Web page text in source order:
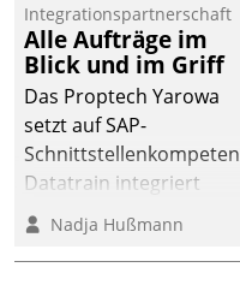
Integrationspartnerschaft
Alle Aufträge im
Blick und im Griff
Das Proptech Yarowa
setzt auf SAP-
Datatrain integriert
Yarowas Portal zur
Vergabe und Verwaltung
von Aufträgen der
Nadja Hußmann